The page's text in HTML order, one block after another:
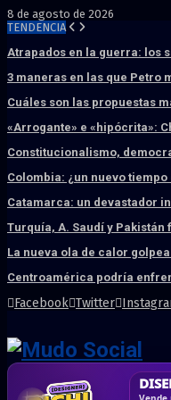
8 de agosto de 2026
TENDENCIA
Atrapados en la guerra: los
3 maneras en las que Petro
Cuáles son las propuestas
«Arrogante» e «hipócrita»:
Constitucionalismo,
Colombia: ¿un nuevo
Catamarca: un devastador
Turquía, A. Saudí y
La nueva ola de calor
Centroamérica podría
Facebook Twitter